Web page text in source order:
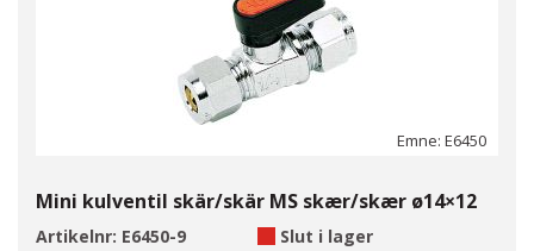
Emne: E6450
Mini kulventil skär/skär MS skær/skær ø14×12
Artikelnr: E6450-9
Slut i lager